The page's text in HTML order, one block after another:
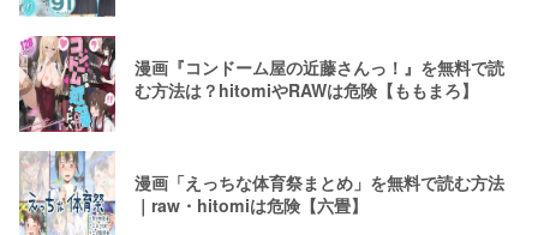
漫画『コンドーム屋の近藤さんっ！』を無料で読
む方法は？hitomiやRAWは危険【ももまろ】
漫画「えっちな体育祭まとめ」を無料で読む方法
｜raw・hitomiは危険【六畳】